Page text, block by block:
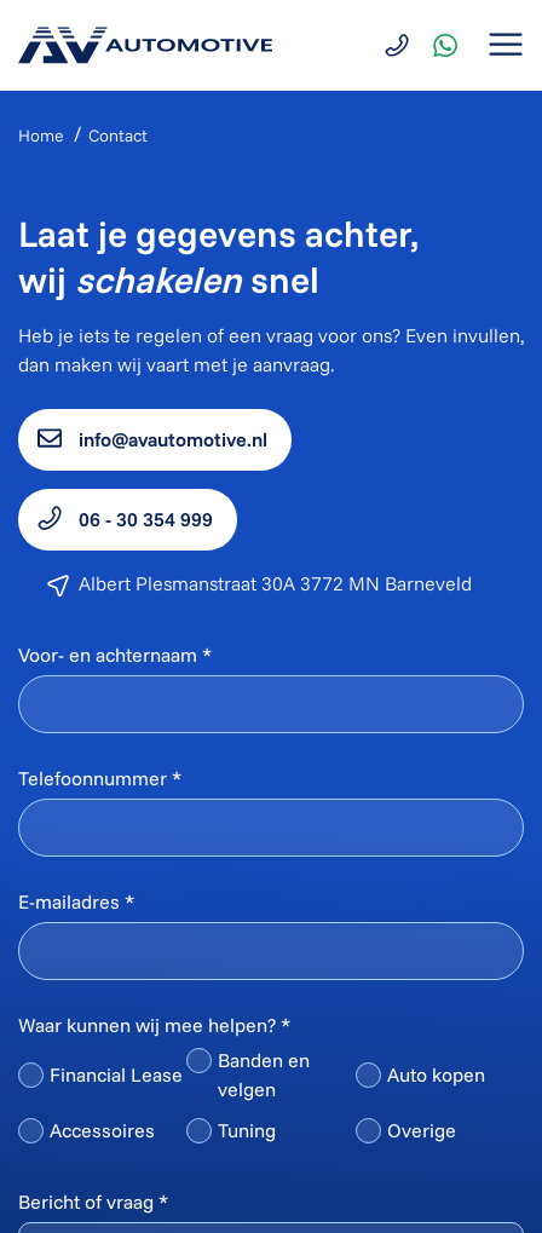
Home Contact
Laat je gegevens achter,
wij schakelensnel
Heb je iets te regelen of een vraag voor ons? Even invullen,
dan maken wij vaart met je aanvraag.
info@avautomotive.nl
06 - 30 354 999
Albert Plesmanstraat 30A 3772 MN Barneveld
Voor- en achternaam *
Telefoonnummer *
E-mailadres *
Waar kunnen wij mee helpen? *
Financial Lease
Banden en
velgen
Auto kopen
Accessoires Tuning Overige
Bericht of vraag *